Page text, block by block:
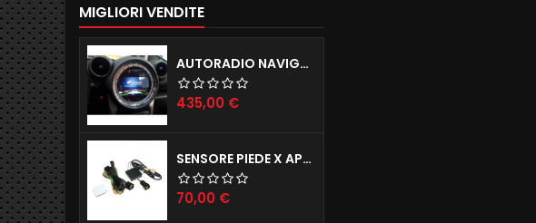
MIGLIORI VENDITE
AUTORADIO NAVIGATORE R56 57 60 ANDROID 12.0 QUADCORE WIFI 2GB RAM 16GB ROM
Prezzo
435,00 €
SENSORE PIEDE X APERTURA PORTELLONE ELETTRICO TAILGATE X TUTTE LE AUTO
Prezzo
70,00 €